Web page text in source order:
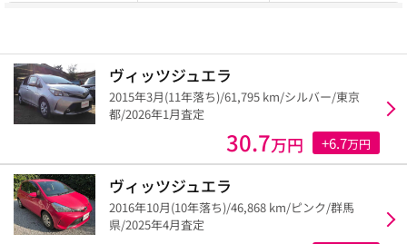
ヴィッツジュエラ
2015年3月(11年落ち)/61,795 km/シルバー/東京
都/2026年1月査定
30.7万円 +6.7万円
ヴィッツジュエラ
2016年10月(10年落ち)/46,868 km/ピンク/群馬
県/2025年4月査定